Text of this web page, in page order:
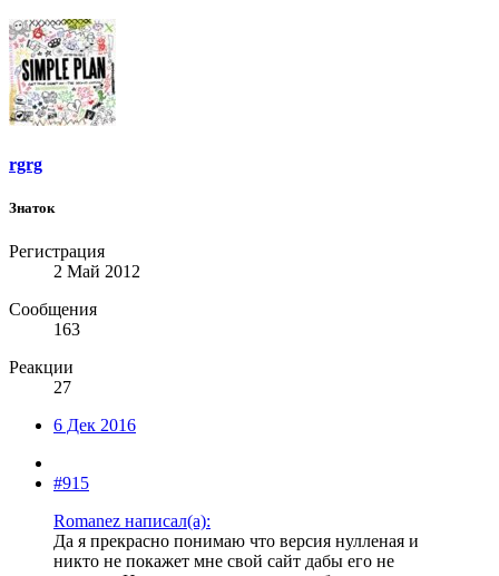
rgrg
Знаток
Регистрация
2 Май 2012
Сообщения
163
Реакции
27
6 Дек 2016
#915
Romanez написал(а):
Да я прекрасно понимаю что версия нулленая и
никто не покажет мне свой сайт дабы его не